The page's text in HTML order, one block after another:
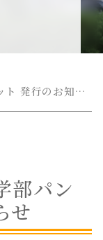
ト 発行のお知…
部パン
せ